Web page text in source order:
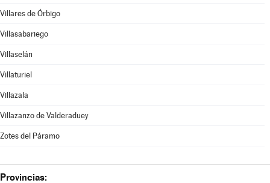
Villares de Órbigo
Villasabariego
Villaselán
Villaturiel
Villazala
Villazanzo de Valderaduey
Zotes del Páramo
Provincias: